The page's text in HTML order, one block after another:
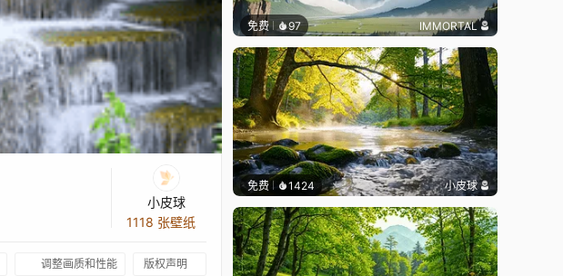
小皮球
1118 张壁纸
调整画质和性能 版权声明
免费 97 IMMORTAL
免费 1424 小皮球